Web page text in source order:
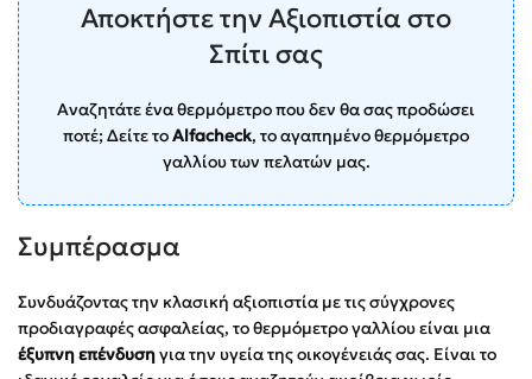
Αποκτήστε την Αξιοπιστία στο
Σπίτι σας
Αναζητάτε ένα θερμόμετρο που δεν θα σας προδώσει
ποτέ; Δείτε τοAlfacheck, το αγαπημένο θερμόμετρο
γαλλίου των πελατών μας.
Συμπέρασμα
Συνδυάζοντας την κλασική αξιοπιστία με τις σύγχρονες
προδιαγραφές ασφαλείας, το θερμόμετρο γαλλίου είναι μια
έξυπνη επένδυσηγια την υγεία της οικογένειάς σας. Είναι το